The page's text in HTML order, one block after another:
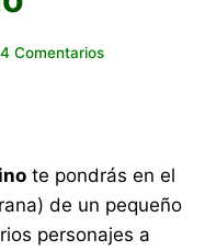
4 Comentarios
te pondrás en el
de un pequeño
personajes a